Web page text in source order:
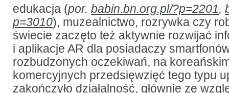
edukacja (por. babin.bn.org.pl/?p=2201,
p=3010), muzealnictwo, rozrywka czy
świecie zaczęto też aktywnie rozwijać
i aplikacje AR dla posiadaczy
rozbudzonych oczekiwań, na
komercyjnych przedsięwzięć tego typu
zakończyło działalność, głównie ze